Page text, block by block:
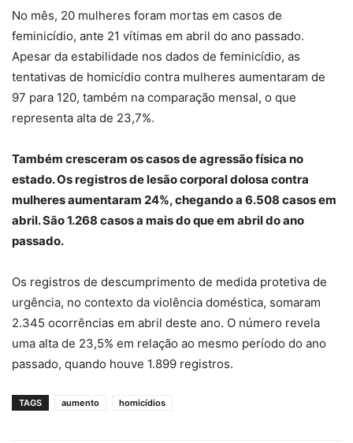
No mês, 20 mulheres foram mortas em casos de
feminicídio, ante 21 vítimas em abril do ano passado.
Apesar da estabilidade nos dados de feminicídio, as
tentativas de homicídio contra mulheres aumentaram de
97 para 120, também na comparação mensal, o que
representa alta de 23,7%.
Também cresceram os casos de agressão física no
estado. Os registros de lesão corporal dolosa contra
mulheres aumentaram 24%, chegando a 6.508 casos em
abril. São 1.268 casos a mais do que em abril do ano
passado.
Os registros de descumprimento de medida protetiva de
urgência, no contexto da violência doméstica, somaram
2.345 ocorrências em abril deste ano. O número revela
uma alta de 23,5% em relação ao mesmo período do ano
passado, quando houve 1.899 registros.
TAGS aumento homicídios